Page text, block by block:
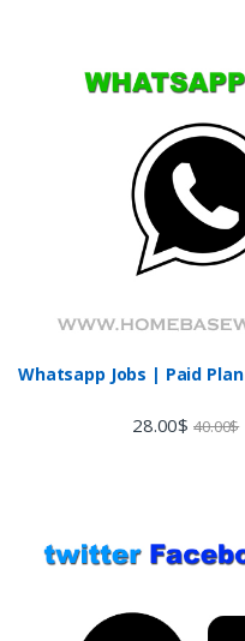
Whatsapp Jobs | Paid Plan
28.00$ 40.00$